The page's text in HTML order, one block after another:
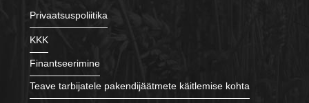
Privaatsuspoliitika
KKK
Finantseerimine
Teave tarbijatele pakendijäätmete käitlemise kohta